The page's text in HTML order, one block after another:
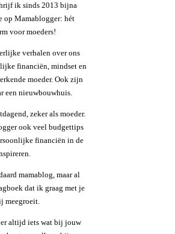
ik sinds 2013 bijna
op Mamablogger: hét
voor moeders!
verhalen over ons
financiën, mindset en
moeder. Ook zijn
een nieuwbouwhuis.
zeker als moeder.
ook veel budgettips
financiën in de
mamablog, maar al
dat ik graag met je
meegroeit.
altijd iets wat bij jouw